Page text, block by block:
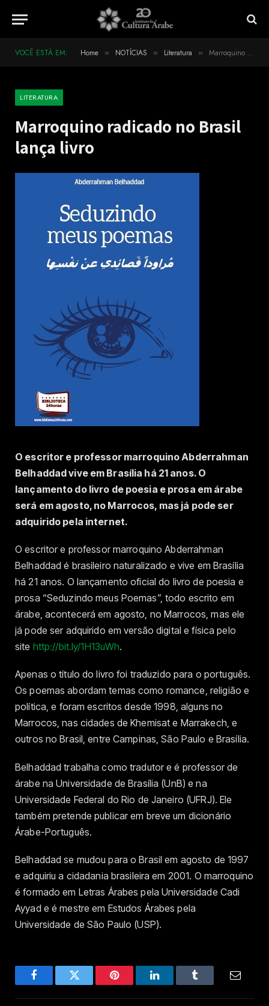
VOCÊ ESTÁ EM: Home » NOTÍCIAS » Literatura » Marroquino radicado no Brasil lança livro
LITERATURA
Marroquino radicado no Brasil
lança livro
O escritor e professor marroquino Abderrahman
Belhaddad vive em Brasília há 21 anos. O
lançamento do livro de poesia e prosa em árabe
será em agosto, no Marrocos, mas já pode ser
adquirido pela internet.
O escritor e professor marroquino Abderrahman
Belhaddad é brasileiro naturalizado e vive em Brasília
há 21 anos. O lançamento oficial do livro de poesia e
prosa “Seduzindo meus Poemas”, todo escrito em
árabe, acontecerá em agosto, no Marrocos, mas ele
já pode ser adquirido em versão digital e física pelo
site http://bit.ly/1H13uWh.
Apenas o título do livro foi traduzido para o português.
Os poemas abordam temas como romance, religião e
política, e foram escritos desde 1998, alguns no
Marrocos, nas cidades de Khemisat e Marrakech, e
outros no Brasil, entre Campinas, São Paulo e Brasília.
Belhaddad trabalha como tradutor e é professor de
árabe na Universidade de Brasília (UnB) e na
Universidade Federal do Rio de Janeiro (UFRJ). Ele
também pretende publicar em breve um dicionário
Árabe-Português.
Belhaddad se mudou para o Brasil em agosto de 1997
e adquiriu a cidadania brasileira em 2001. O marroquino
é formado em Letras Árabes pela Universidade Cadi
Ayyad e é mestre em Estudos Árabes pela
Universidade de São Paulo (USP).
FacebookTwitter Pinterest LinkedInTumblr Email